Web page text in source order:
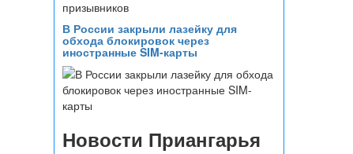
В России закрыли лазейку для
обхода блокировок через
иностранные SIM-карты
Новости Приангарья